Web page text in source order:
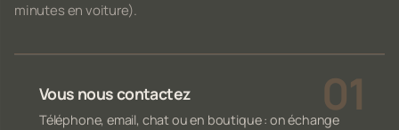
minutes en voiture).
Vous nous contactez
Téléphone, email, chat ou en boutique : on échange